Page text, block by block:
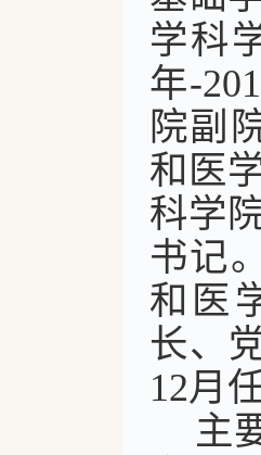
学科
年-
院副
和医
科学
书记
和医
长、
12月
主